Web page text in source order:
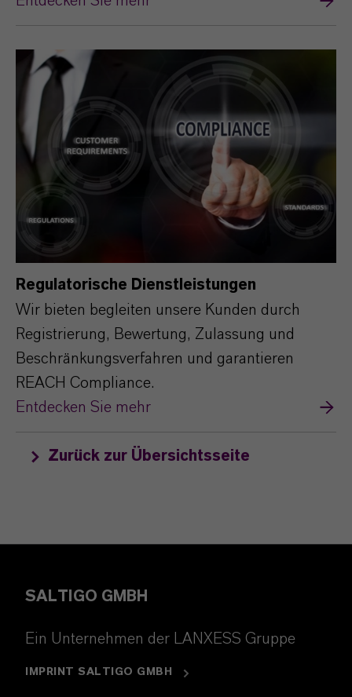
Regulatorische Dienstleistungen
Wir bieten begleiten unsere Kunden durch
Registrierung, Bewertung, Zulassung und
Beschränkungsverfahren und garantieren
REACH Compliance.
Entdecken Sie mehr
Zurück zur Übersichtsseite
SALTIGO GMBH
Ein Unternehmen der LANXESS Gruppe
IMPRINT SALTIGO GMBH